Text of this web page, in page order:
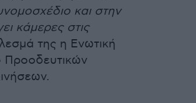
και στην
κάμερες στις
της η Ενωτική
Προοδευτικών